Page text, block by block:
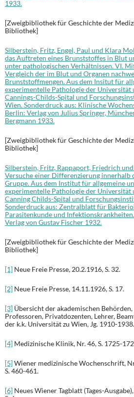
1933.
[Zweigbibliothek für Geschichte der
Bibliothek]
Silberstein, Fritz, Engel, Paul und Klara
das Auftreten eines Brunststoffes in Blut
unter pathologischen Verhältnissen. VI.
Vergleich der im Blut und Organen
Brunststoffmengen. Aus dem Insitut für
experimentelle Pathologie der Universität
Cannings-Childs-Spital und
Wien. Sonderdruck aus: Klinische
Berlin: Verlag von Julius Springer,
Bergmann 1933.
[Zweigbibliothek für Geschichte der
Bibliothek]
Silberstein, Fritz, Rappaport, Friedrich
Versuche einer Differenzierung innerhalb
Gruppe. Aus dem Institut für allgemeine
experimentelle Pathologie der Universität
Canning Childs-Spital und
Sonderdruck aus: Zentralblatt für
Parasitenkunde und
Verlag von Gustav Fischer 1932.
[Zweigbibliothek für Geschichte der
Bibliothek]
[1] Neue Freie Presse, 20.2.1916, S. 32.
[2] Neue Freie Presse, 14.11.1926, S. 17.
[3] Übersicht der akademischen Behörden,
Professoren, Privatdozenten, Lehrer,
der k.k. Universität zu Wien, Jg. 1910-1938.
[4] Medizinische Klinik, Nr. 46, S. 1725-
[5]Wiener medizinische Wochenschrift,
S. 460-461.
[6] Neues Wiener Tagblatt (Tages-